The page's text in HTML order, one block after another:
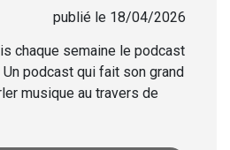
publié le 18/04/2026
chaque semaine le podcast
Un podcast qui fait son grand
musique au travers de